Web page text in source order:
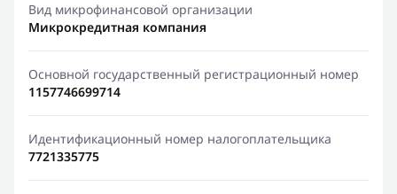
Вид микрофинансовой организации
Микрокредитная компания
Основной государственный регистрационный номер
1157746699714
Идентификационный номер налогоплательщика
7721335775